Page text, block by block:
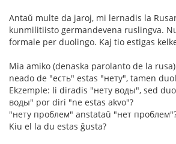
Antaŭ multe da jaroj, mi lernadis la
kunmilitiisto germandevena ruslingva.
formale per duolingo. Kaj tio estigas
Mia amiko (denaska parolanto de la
neado de "есть" estas "нету", tamen
Ekzemple: li diradis "нету воды", sed
воды" por diri "ne estas akvo"?
"нету проблем" anstataŭ "нет
Kiu el la du estas ĝusta?